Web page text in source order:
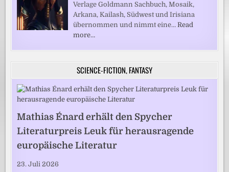
Verlage Goldmann Sachbuch, Mosaik,
Arkana, Kailash, Südwest und Irisiana
übernommen und nimmt eine…Read
more…
SCIENCE-FICTION, FANTASY
Mathias Énard erhält den Spycher
Literaturpreis Leuk für herausragende
europäische Literatur
23. Juli 2026